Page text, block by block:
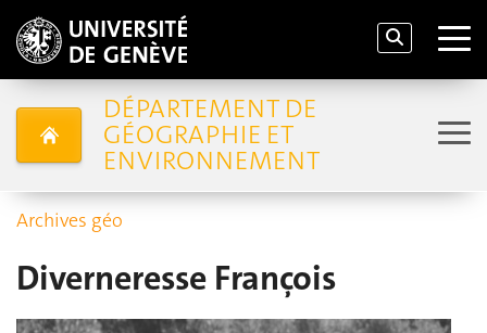
DÉPARTEMENT DE
GÉOGRAPHIE ET
ENVIRONNEMENT
Archives géo
Diverneresse François